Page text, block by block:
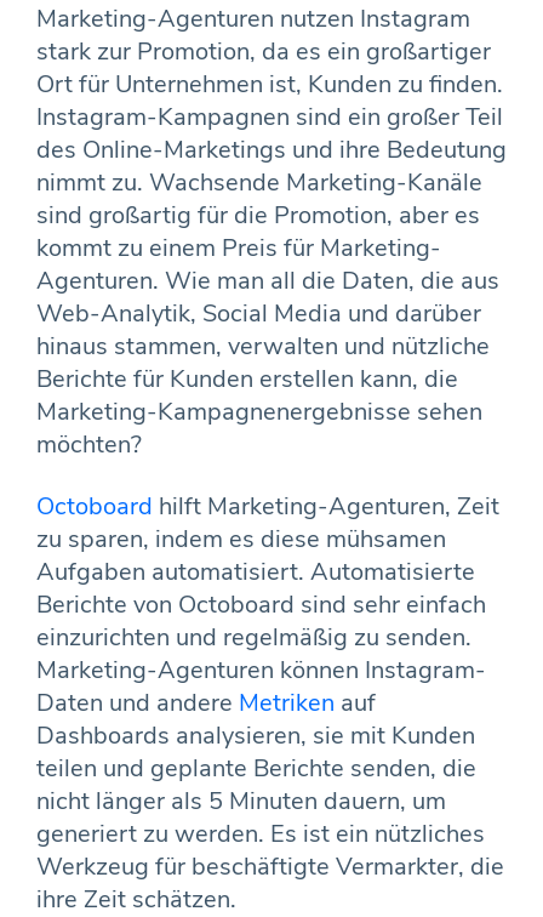
Marketing-Agenturen nutzen Instagram
stark zur Promotion, da es ein großartiger
Ort für Unternehmen ist, Kunden zu finden.
Instagram-Kampagnen sind ein großer Teil
des Online-Marketings und ihre Bedeutung
nimmt zu. Wachsende Marketing-Kanäle
sind großartig für die Promotion, aber es
kommt zu einem Preis für Marketing-
Agenturen. Wie man all die Daten, die aus
Web-Analytik, Social Media und darüber
hinaus stammen, verwalten und nützliche
Berichte für Kunden erstellen kann, die
Marketing-Kampagnenergebnisse sehen
möchten?
Octoboard hilft Marketing-Agenturen, Zeit
zu sparen, indem es diese mühsamen
Aufgaben automatisiert. Automatisierte
Berichte von Octoboard sind sehr einfach
einzurichten und regelmäßig zu senden.
Marketing-Agenturen können Instagram-
Daten und andere Metriken auf
Dashboards analysieren, sie mit Kunden
teilen und geplante Berichte senden, die
nicht länger als 5 Minuten dauern, um
generiert zu werden. Es ist ein nützliches
Werkzeug für beschäftigte Vermarkter, die
ihre Zeit schätzen.